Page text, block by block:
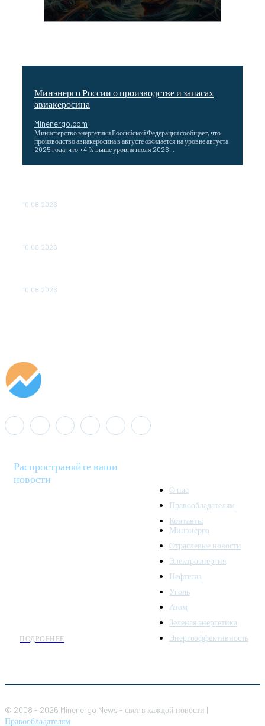
Минэнерго России о производстве и запасах
авиакеросина
Minenergo.com
Министерство энергетики Российской Федерации сообщает, что
производство авиакеросина в августе ожидается на уровне августа
2025 года, что +4 % выше уровня июля 2026...
10.08.2026
10.08.2026
10.08.2026
Распространяйте ваши
новости
ПОДРОБНЕЕ
О нас
Правообладателям
Контакты
Минэнерго
Отраслевые новости
Электроэнергия
Нефтегаз
Уголь
Атом
Зеленая энергетика
Энергоэффективность
© 2008 - 2026 Minenergo News - свет в каждой новости |
Правообладателям